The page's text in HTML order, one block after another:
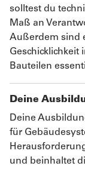
solltest du
Maß an
Außerdem sind
Bauteilen
Deine
Deine
für
und beinhaltet